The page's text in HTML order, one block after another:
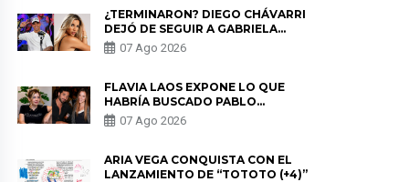
¿TERMINARON? DIEGO CHÁVARRI
DEJÓ DE SEGUIR A GABRIELA
HERRERA Y ANUNCIA SU SALIDA
DE PÓDCAST
07 Ago 2026
FLAVIA LAOS EXPONE LO QUE
HABRÍA BUSCADO PABLO
HEREDIA CON ALE FULLER: “UNA
DE LAS PARTES QUERÍA EL
07 Ago 2026
ARIA VEGA CONQUISTA CON EL
LANZAMIENTO DE “TOTOTO (+4)”